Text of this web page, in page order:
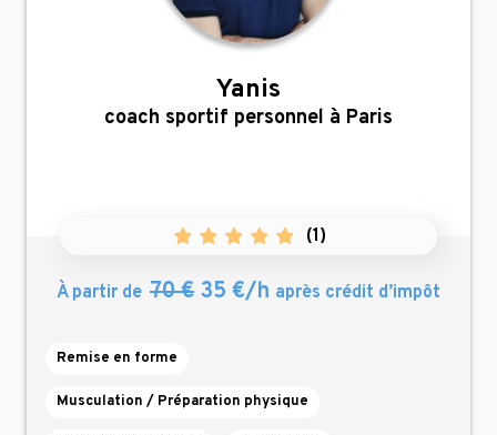
Yanis
,
coach sportif personnel à Paris
(1)
À partir de 70 € 35 €/h après crédit d’impôt
Remise en forme
Musculation / Préparation physique